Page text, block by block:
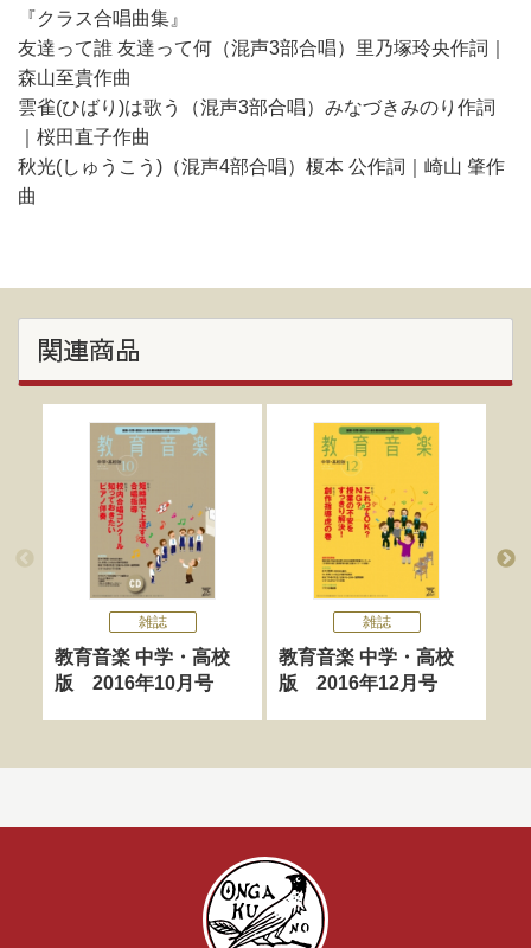
『クラス合唱曲集』
友達って誰 友達って何（混声3部合唱）里乃塚玲央作詞｜
森山至貴作曲
雲雀(ひばり)は歌う（混声3部合唱）みなづきみのり作詞
｜桜田直子作曲
秋光(しゅうこう)（混声4部合唱）榎本 公作詞｜崎山 肇作
曲
関連商品
雑誌
教育音楽 中学・高校
版 2016年10月号
雑誌
教育音楽 中学・高校
版 2016年12月号